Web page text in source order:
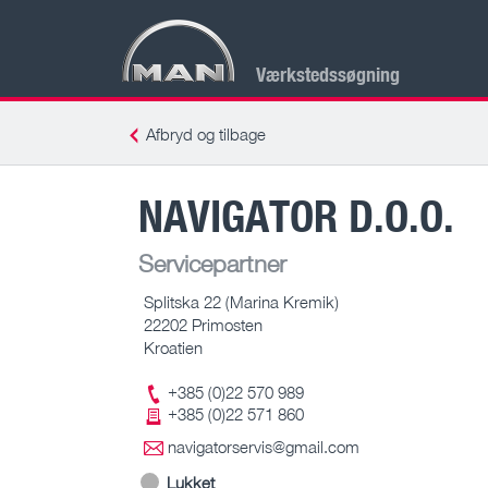
Værkstedssøgning
Afbryd og tilbage
NAVIGATOR D.O.O.
Servicepartner
Splitska 22 (Marina Kremik)
22202 Primosten
Kroatien
+385 (0)22 570 989
+385 (0)22 571 860
navigatorservis@gmail.com
Lukket